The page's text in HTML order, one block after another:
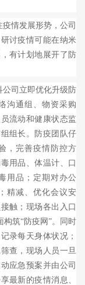
情发展形势，公司
讨疫情可能在纳米
有计划地展开了防
公司立即优化升级防
沟通组、物资采购
流动和健康状态监
组长。防疫团队仔
，完善疫情防控方
用品、体温计、口
用品；定期对办公
精减、优化会议安
触；现场各出入口
筑“防疫网”。同时
录每天身体状况；
查，现场人员一旦
应急预案并由公司
最新的疫情消息、